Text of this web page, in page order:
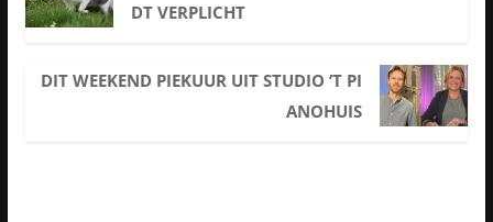
DT VERPLICHT
DIT WEEKEND PIEKUUR UIT STUDIO ’T PI
ANOHUIS